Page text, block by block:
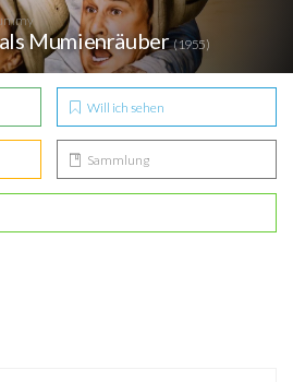
Mumienräuber(1955)
Will ich sehen
Sammlung